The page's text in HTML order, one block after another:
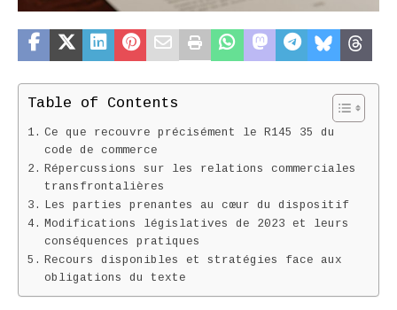
Table of Contents
Ce que recouvre précisément le R145 35 du
code de commerce
Répercussions sur les relations commerciales
transfrontalières
Les parties prenantes au cœur du dispositif
Modifications législatives de 2023 et leurs
conséquences pratiques
Recours disponibles et stratégies face aux
obligations du texte